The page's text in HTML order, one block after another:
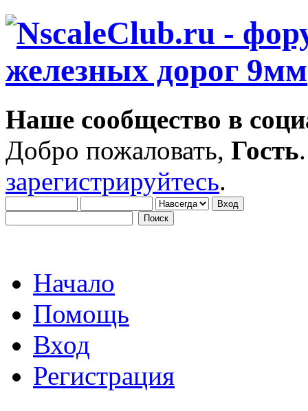
Наше сообщество в
Добро пожаловать, Гость
зарегистрируйтесь.
Начало
Помощь
Вход
Регистрация